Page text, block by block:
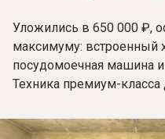
Уложились в 650 000 ₽,
максимуму: встроенный
посудомоечная машина
Техника премиум-